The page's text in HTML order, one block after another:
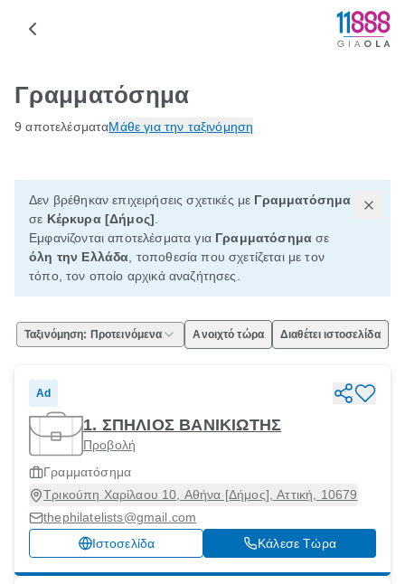
Γραμματόσημα
9 αποτελέσματαΜάθε για την ταξινόμηση
Δεν βρέθηκαν επιχειρήσεις σχετικές με Γραμματόσημα
σε Κέρκυρα [Δήμος]
Εμφανίζονται αποτελέσματα για Γραμματόσημα σε
όλη την Ελλάδα , τοποθεσία που σχετίζεται με τον
τόπο, τον οποίο αρχικά αναζήτησες.
Ταξινόμηση: Προτεινόμενα Ανοιχτό τώρα Διαθέτει ιστοσελίδα
Ad
1. ΣΠΗΛΙΟΣ ΒΑΝΙΚΙΩΤΗΣ
Προβολή
Γραμματόσημα
Τρικούπη Χαρίλαου 10, Αθήνα [Δήμος], Αττική, 10679
thephilatelists@gmail.com
Ιστοσελίδα
Κάλεσε Τώρα